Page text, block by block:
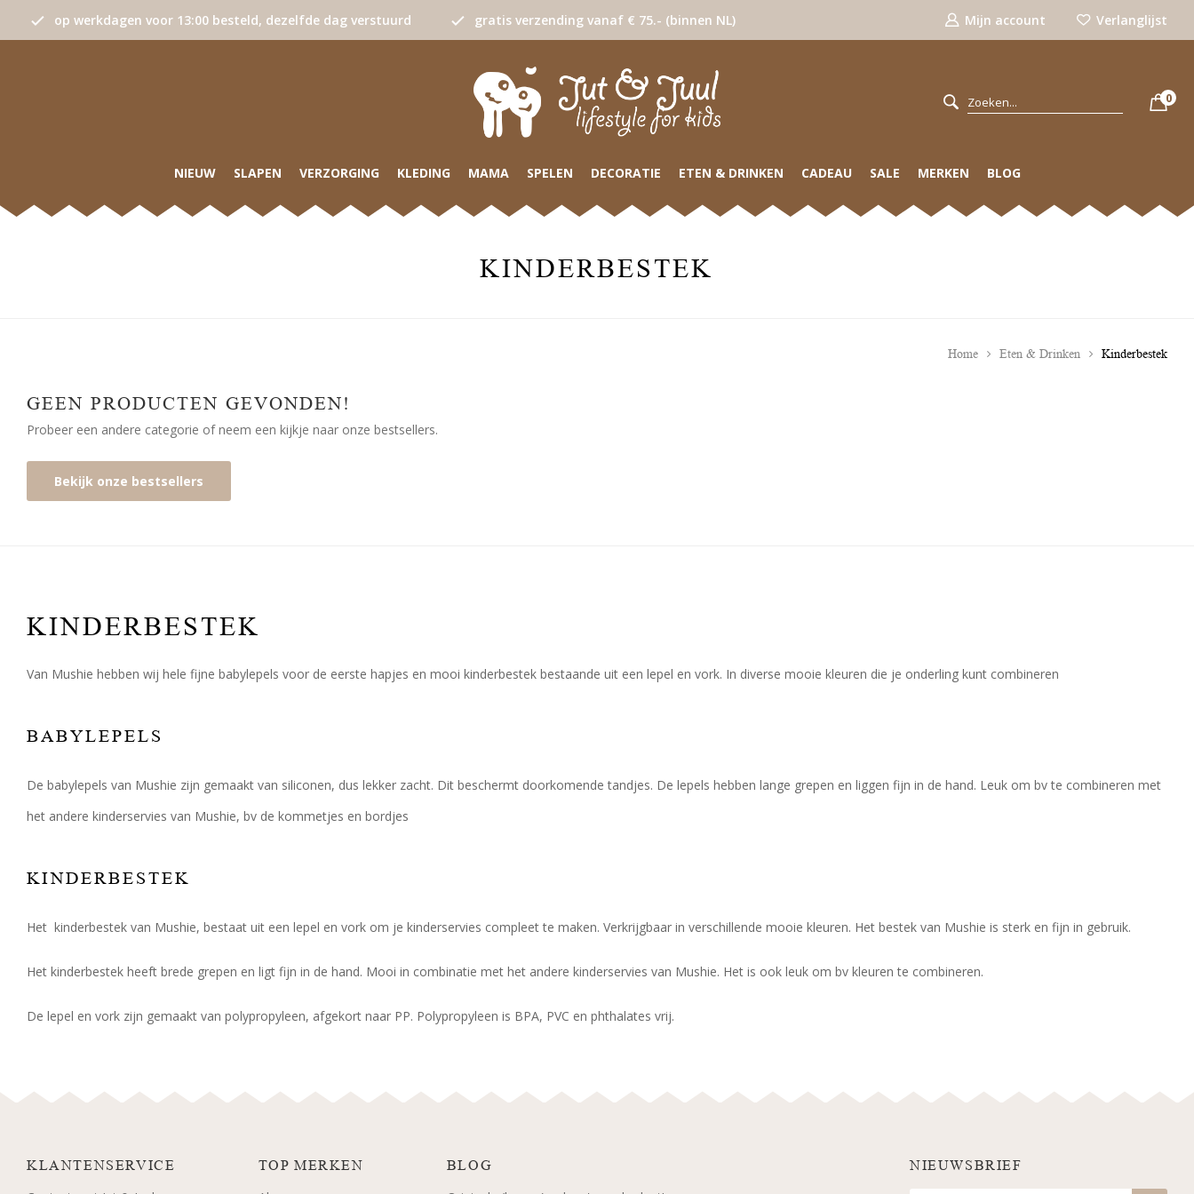
op werkdagen voor 13:00 besteld, dezelfde dag verstuurd gratis verzending vanaf € 75.- (binnen NL) Mijn account Verlanglijst
0
NIEUW SLAPEN VERZORGING KLEDING MAMA SPELEN DECORATIE ETEN & DRINKEN CADEAU SALE MERKEN BLOG
KINDERBESTEK
Home Eten & Drinken Kinderbestek
GEEN PRODUCTEN GEVONDEN!
Probeer een andere categorie of neem een kijkje naar onze bestsellers.
Bekijk onze bestsellers
KINDERBESTEK
Van Mushie hebben wij hele fijne babylepels voor de eerste hapjes en mooi kinderbestek bestaande uit een lepel en vork. In diverse mooie kleuren die je onderling kunt combineren
BABYLEPELS
De babylepels van Mushie zijn gemaakt van siliconen, dus lekker zacht. Dit beschermt doorkomende tandjes. De lepels hebben lange grepen en liggen fijn in de hand. Leuk om bv te combineren met
het andere kinderservies van Mushie, bv de kommetjes en bordjes
KINDERBESTEK
Het kinderbestek van Mushie, bestaat uit een lepel en vork om je kinderservies compleet te maken. Verkrijgbaar in verschillende mooie kleuren. Het bestek van Mushie is sterk en fijn in gebruik.
Het kinderbestek heeft brede grepen en ligt fijn in de hand. Mooi in combinatie met het andere kinderservies van Mushie. Het is ook leuk om bv kleuren te combineren.
De lepel en vork zijn gemaakt van polypropyleen, afgekort naar PP. Polypropyleen is BPA, PVC en phthalates vrij.
KLANTENSERVICE TOP MERKEN BLOG NIEUWSBRIEF